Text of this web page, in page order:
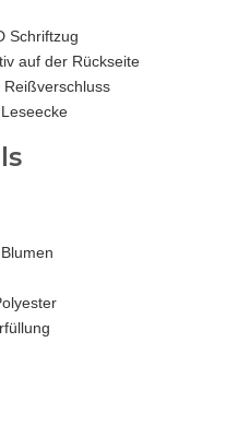
Schriftzug
auf der Rückseite